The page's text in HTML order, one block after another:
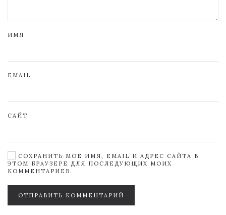
ИМЯ
EMAIL
САЙТ
СОХРАНИТЬ МОЁ ИМЯ, EMAIL И АДРЕС САЙТА В
ЭТОМ БРАУЗЕРЕ ДЛЯ ПОСЛЕДУЮЩИХ МОИХ
КОММЕНТАРИЕВ.
ОТПРАВИТЬ КОММЕНТАРИЙ